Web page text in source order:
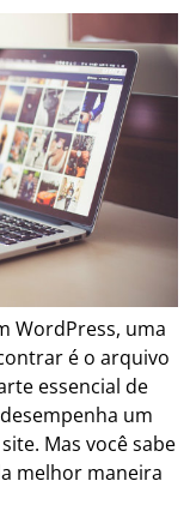
WordPress, uma
é o arquivo
essencial de
um
Mas você sabe
melhor maneira